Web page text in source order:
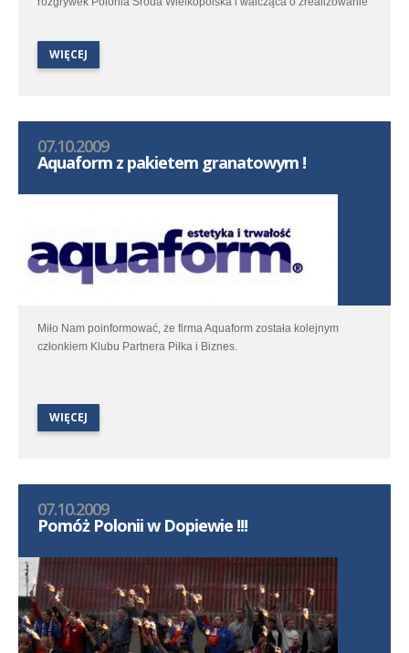
WIĘCEJ
07.10.2009
Aquaform z pakietem granatowym !
Miło Nam poinformować, że firma Aquaform została kolejnym
członkiem Klubu Partnera Piłka i Biznes.
WIĘCEJ
07.10.2009
Pomóż Polonii w Dopiewie !!!